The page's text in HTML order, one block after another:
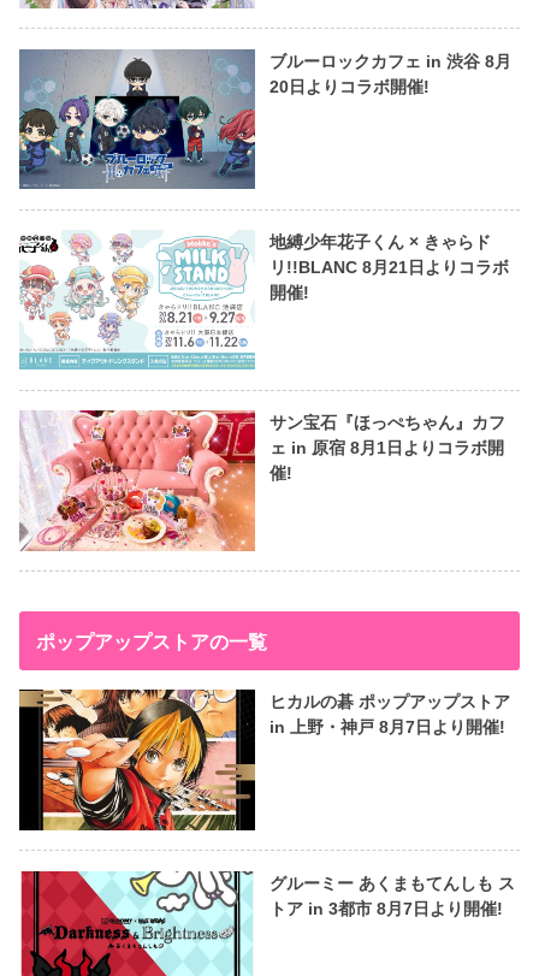
ブルーロックカフェ in 渋谷 8月
20日よりコラボ開催!
地縛少年花子くん × きゃらド
リ!!BLANC 8月21日よりコラボ
開催!
サン宝石『ほっぺちゃん』カフ
ェ in 原宿 8月1日よりコラボ開
催!
ポップアップストアの一覧
ヒカルの碁 ポップアップストア
in 上野・神戸 8月7日より開催!
グルーミー あくまもてんしも ス
トア in 3都市 8月7日より開催!